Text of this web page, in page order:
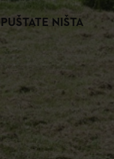
NIŠTA